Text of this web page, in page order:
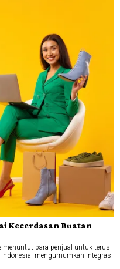
Kecerdasan Buatan
menuntut para penjual untuk terus
Indonesia mengumumkan integrasi